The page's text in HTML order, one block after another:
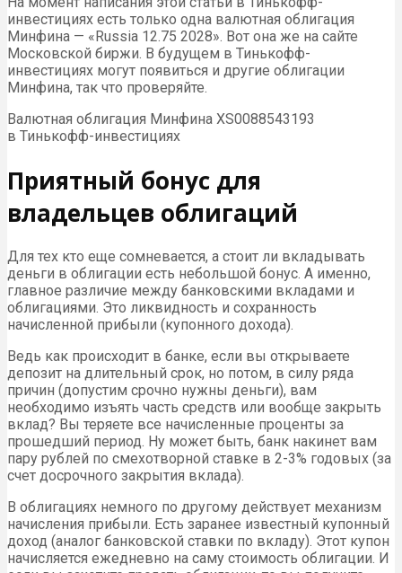
инвестициях есть только одна валютная облигация
Минфина — «Russia 12.75 2028». Вот она же на сайте
Московской биржи. В будущем в Тинькофф-
инвестициях могут появиться и другие облигации
Минфина, так что проверяйте.
Валютная облигация Минфина XS0088543193
в Тинькофф-инвестициях
Приятный бонус для
владельцев облигаций
Для тех кто еще сомневается, а стоит ли вкладывать
деньги в облигации есть небольшой бонус. А именно,
главное различие между банковскими вкладами и
облигациями. Это ликвидность и сохранность
начисленной прибыли (купонного дохода).
Ведь как происходит в банке, если вы открываете
депозит на длительный срок, но потом, в силу ряда
причин (допустим срочно нужны деньги), вам
необходимо изъять часть средств или вообще закрыть
вклад? Вы теряете все начисленные проценты за
прошедший период. Ну может быть, банк накинет вам
пару рублей по смехотворной ставке в 2-3% годовых (за
счет досрочного закрытия вклада).
В облигациях немного по другому действует механизм
начисления прибыли. Есть заранее известный купонный
доход (аналог банковской ставки по вкладу). Этот купон
начисляется ежедневно на саму стоимость облигации. И